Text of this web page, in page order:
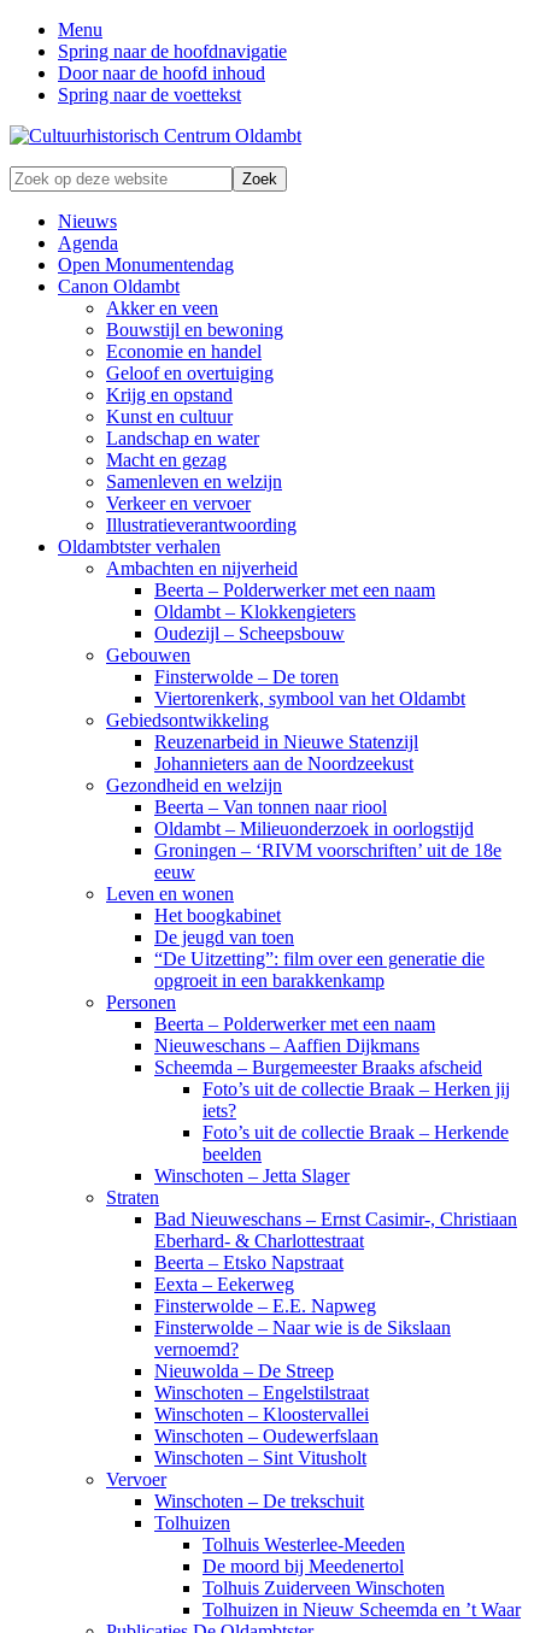
Menu
Spring naar de hoofdnavigatie
Door naar de hoofd inhoud
Spring naar de voettekst
Zonder
verleden
geen
toekomst
Zoek
op
deze
website
Nieuws
Agenda
Open Monumentendag
Canon Oldambt
Akker en veen
Bouwstijl en bewoning
Economie en handel
Geloof en overtuiging
Krijg en opstand
Kunst en cultuur
Landschap en water
Macht en gezag
Samenleven en welzijn
Verkeer en vervoer
Illustratieverantwoording
Oldambtster verhalen
Ambachten en nijverheid
Beerta – Polderwerker met een naam
Oldambt – Klokkengieters
Oudezijl – Scheepsbouw
Gebouwen
Finsterwolde – De toren
Viertorenkerk, symbool van het Oldambt
Gebiedsontwikkeling
Reuzenarbeid in Nieuwe Statenzijl
Johannieters aan de Noordzeekust
Gezondheid en welzijn
Beerta – Van tonnen naar riool
Oldambt – Milieuonderzoek in oorlogstijd
Groningen – ‘RIVM voorschriften’ uit de 18e
eeuw
Leven en wonen
Het boogkabinet
De jeugd van toen
“De Uitzetting”: film over een generatie die
opgroeit in een barakkenkamp
Personen
Beerta – Polderwerker met een naam
Nieuweschans – Aaffien Dijkmans
Scheemda – Burgemeester Braaks afscheid
Foto’s uit de collectie Braak – Herken jij
iets?
Foto’s uit de collectie Braak – Herkende
beelden
Winschoten – Jetta Slager
Straten
Bad Nieuweschans – Ernst Casimir-, Christiaan
Eberhard- & Charlottestraat
Beerta – Etsko Napstraat
Eexta – Eekerweg
Finsterwolde – E.E. Napweg
Finsterwolde – Naar wie is de Sikslaan
vernoemd?
Nieuwolda – De Streep
Winschoten – Engelstilstraat
Winschoten – Kloostervallei
Winschoten – Oudewerfslaan
Winschoten – Sint Vitusholt
Vervoer
Winschoten – De trekschuit
Tolhuizen
Tolhuis Westerlee-Meeden
De moord bij Meedenertol
Tolhuis Zuiderveen Winschoten
Tolhuizen in Nieuw Scheemda en ’t Waar